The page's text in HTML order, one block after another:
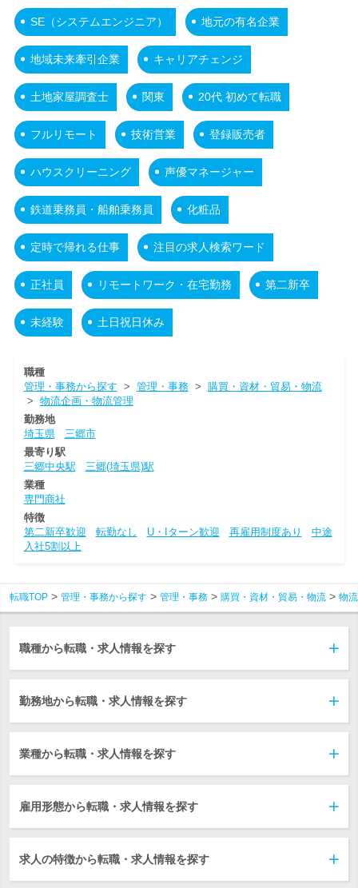
SE（システムエンジニア） 地元の有名企業
地域未来牽引企業 キャリアチェンジ
土地家屋調査士 関東 20代 初めて転職
フルリモート 技術営業 登録販売者
ハウスクリーニング 声優マネージャー
鉄道乗務員・船舶乗務員 化粧品
定時で帰れる仕事 注目の求人検索ワード
正社員 リモートワーク・在宅勤務 第二新卒
未経験 土日祝日休み
職種
管理・事務から探す > 管理・事務> 購買・資材・貿易・物流
> 物流企画・物流管理
勤務地
埼玉県
三郷市
最寄り駅
三郷中央駅
三郷(埼玉県)駅
業種
専門商社
特徴
第二新卒歓迎
転勤なし U・Iターン歓迎 再雇用制度あり
中途
入社5割以上
転職TOP 管理・事務から探す 管理・事務 購買・資材・貿易・物流 物
職種から転職・求人情報を探す
勤務地から転職・求人情報を探す
業種から転職・求人情報を探す
雇用形態から転職・求人情報を探す
求人の特徴から転職・求人情報を探す